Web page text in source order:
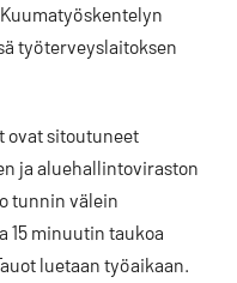
työterveyslaitoksen
ovat sitoutuneet
ja aluehallintoviraston
tunnin välein
15 minuutin taukoa
luetaan työaikaan.